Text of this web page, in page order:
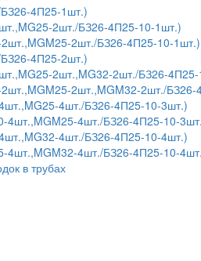
4П25-1шт.)
2шт./БЗ26-4П25-10-1шт.)
2шт./БЗ26-4П25-10-1шт.)
4П25-2шт.)
2шт.,MG32-2шт./БЗ26-
2шт.,MGM32-2шт./
4шт./БЗ26-4П25-10-3шт.)
4шт.,MGM25-4шт./БЗ26-4П25-10-
4шт./БЗ26-4П25-10-4шт.)
4шт.,MGM32-4шт./БЗ26-4П25-10-
в трубах